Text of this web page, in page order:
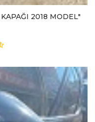
2018 MODEL"